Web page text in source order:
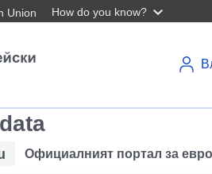
Union How do you know?
Официалният портал за